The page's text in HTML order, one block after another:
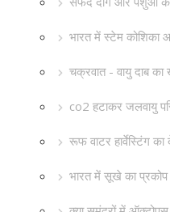
भारत में स्टेम कोशिका
चक्रवात - वायु दाब
co2 हटाकर जलवायु
रूफ वाटर हार्वेस्टिंग
भारत में सूखे का प्रकोप